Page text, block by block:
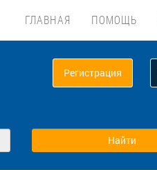
ГЛАВНАЯ ПОМОЩЬ
Регистрация